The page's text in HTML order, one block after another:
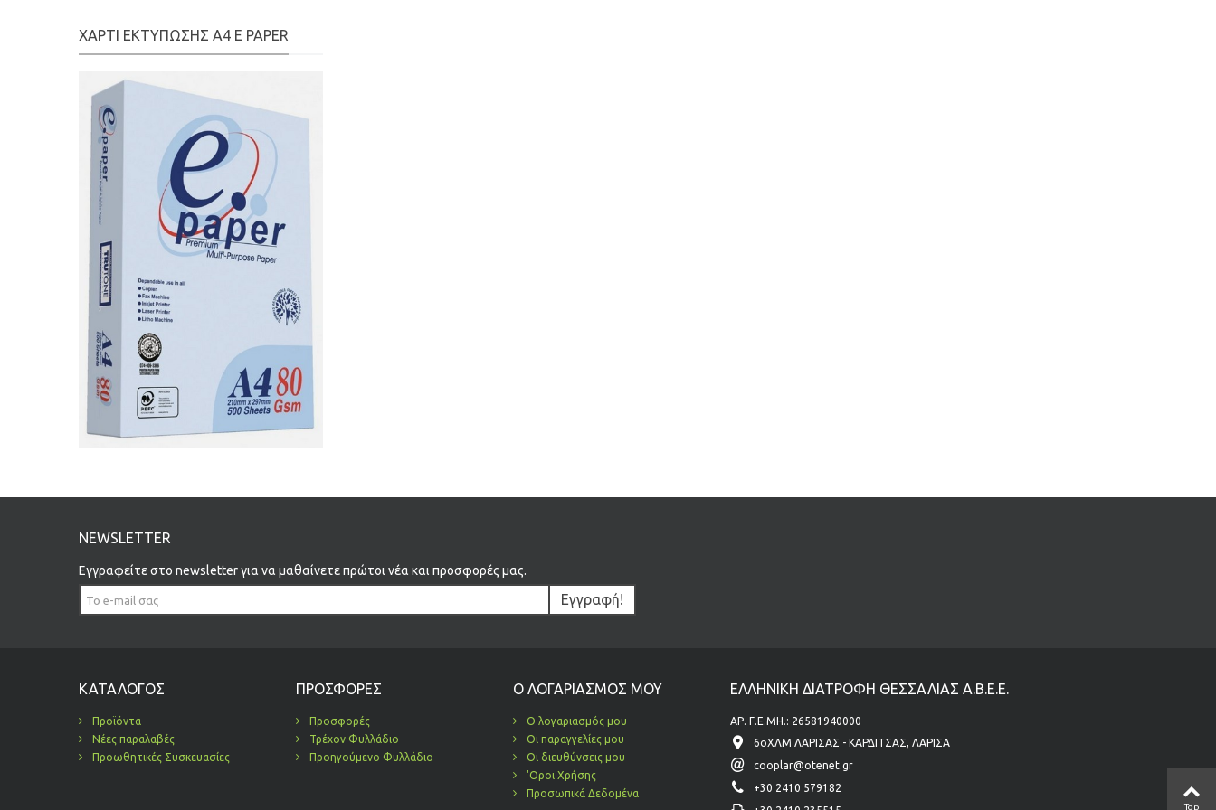
ΣΟΚΟΛΑΤΕΣ
ΤΡΟΥΦΑ
ΤΣΙΧΛΕΣ
ΧΑΡΤΙ ΕΚΤΥΠΩΣΗΣ Α4 E PAPER
NEWSLETTER
Εγγραφείτε στο newsletter για να μαθαίνετε πρώτοι νέα και προσφορές μας.
Εγγραφή!
ΚΑΤΆΛΟΓΟΣ
Προϊόντα
Νέες παραλαβές
Προωθητικές Συσκευασίες
ΠΡΟΣΦΟΡΈΣ
Προσφορές
Τρέχον Φυλλάδιο
Προηγούμενο Φυλλάδιο
Ο ΛΟΓΑΡΙΑΣΜΌΣ ΜΟΥ
Ο λογαριασμός μου
Οι παραγγελίες μου
Οι διευθύνσεις μου
'Οροι Χρήσης
Προσωπικά Δεδομένα
ΕΛΛΗΝΙΚΗ ΔΙΑΤΡΟΦΗ ΘΕΣΣΑΛΙΑΣ Α.Β.Ε.Ε.
ΑΡ. Γ.Ε.ΜΗ.: 26581940000
6οΧΛΜ ΛΑΡΙΣΑΣ - ΚΑΡΔΙΤΣΑΣ, ΛΑΡΙΣΑ
cooplar@otenet.gr
+30 2410 579182
Top